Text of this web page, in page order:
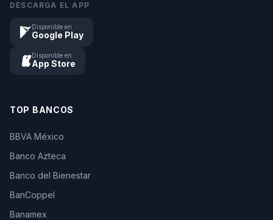
DESCARGA EL APP
Disponible en
Google Play
Disponible en
App Store
TOP BANCOS
BBVA México
Banco Azteca
Banco del Bienestar
BanCoppel
Banamex